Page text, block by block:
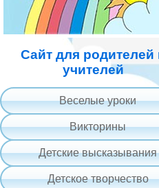
Сайт для родителей
учителей
Веселые уроки
Викторины
Детские высказывания
Детское творчество